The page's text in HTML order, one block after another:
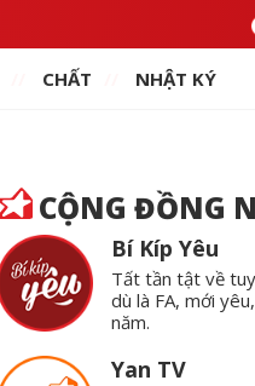
CHẤT NHẬT KÝ
CỘNG ĐỒNG
Bí Kíp Yêu
Tất tần tật về
dù là FA, mới
năm.
Yan TV